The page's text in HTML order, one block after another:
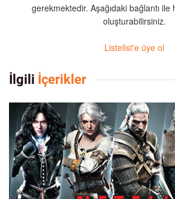
gerekmektedir. Aşağıdaki bağlantı
oluşturabilirsiniz.
Listelist'e üye ol
İlgili İçerikler